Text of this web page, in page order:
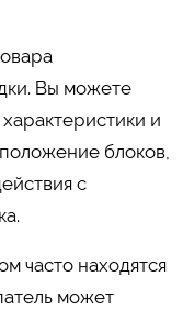
Вы можете
и
блоков,
с
часто находятся
может